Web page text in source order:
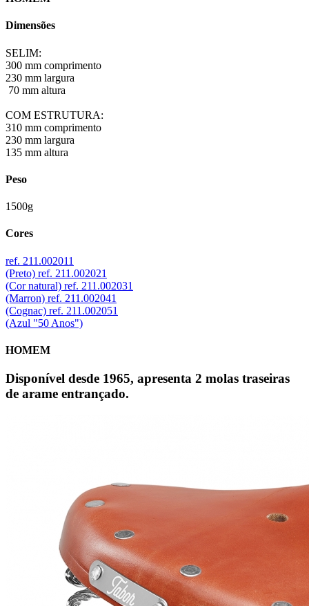
Dimensões
SELIM:
300 mm comprimento
230 mm largura
70 mm altura
COM ESTRUTURA:
310 mm comprimento
230 mm largura
135 mm altura
Peso
1500g
Cores
ref. 211.002011
(Preto) ref. 211.002021
(Cor natural) ref. 211.002031
(Marron) ref. 211.002041
(Cognac) ref. 211.002051
(Azul "50 Anos")
HOMEM
Disponível desde 1965, apresenta 2 molas traseiras
de arame entrançado.